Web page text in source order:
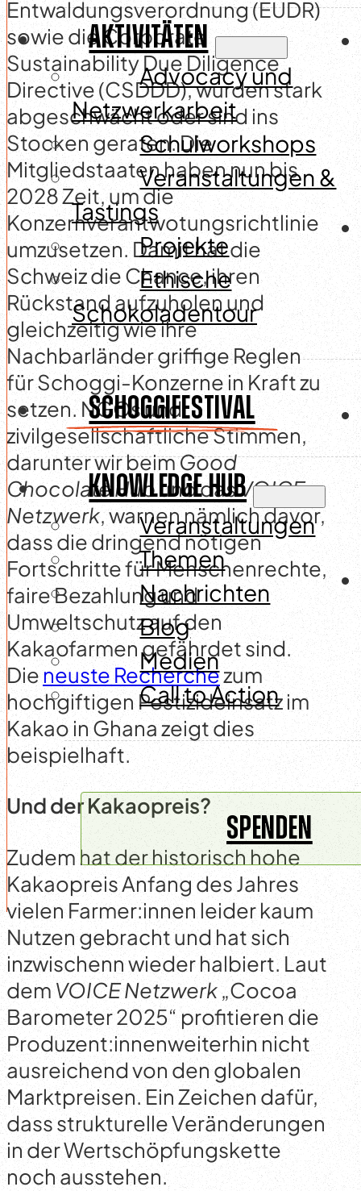
AKTIVITÄTEN
Advocacy und
Netzwerkarbeit
Schulworkshops
Veranstaltungen &
Tastings
Projekte
Ethische
Schokoladentour
SCHOGGIFESTIVAL
KNOWLEDGE HUB
Veranstaltungen
Themen
Nachrichten
Blog
Medien
Call to Action
SPENDEN
Entwaldungsverordnung (EUDR)
sowie die Corporate
Sustainability Due Diligence
Directive (CSDDD), wurden stark
abgeschwächt oder sind ins
Stocken geraten. Die
Mitgliedstaaten haben nun bis
2028 Zeit, um die
Konzernverantwotungsrichtlinie
umzusetzen. Damit hat die
Schweiz die Chance, ihren
Rückstand aufzuholen und
gleichzeitig wie ihre
Nachbarländer griffige Reglen
für Schoggi-Konzerne in Kraft zu
setzen. NGOs und
zivilgesellschaftliche Stimmen,
darunter wir beimGood
Chocolate Hubund dasVOICE
Netzwerk, warnen nämlich davor,
dass die dringend nötigen
Fortschritte für Menschenrechte,
faire Bezahlung und
Umweltschutz auf den
Kakaofarmen gefährdet sind.
Die neuste Recherchezum
hochgiftigen Pestizideinsatz im
Kakao in Ghana zeigt dies
beispielhaft.
Und der Kakaopreis?
Zudem hat der historisch hohe
Kakaopreis Anfang des Jahres
vielen Farmer:innen leider kaum
Nutzen gebracht und hat sich
inzwischenn wieder halbiert. Laut
dem VOICE Netzwerk„Cocoa
Barometer 2025“ profitieren die
Produzent:innenweiterhin nicht
ausreichend von den globalen
Marktpreisen. Ein Zeichen dafür,
dass strukturelle Veränderungen
in der Wertschöpfungskette
noch ausstehen.